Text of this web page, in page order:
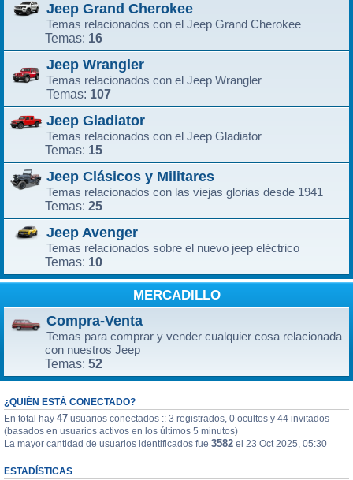
Jeep Grand Cherokee
Temas relacionados con el Jeep Grand Cherokee
Temas: 16
Jeep Wrangler
Temas relacionados con el Jeep Wrangler
Temas: 107
Jeep Gladiator
Temas relacionados con el Jeep Gladiator
Temas: 15
Jeep Clásicos y Militares
Temas relacionados con las viejas glorias desde 1941
Temas: 25
Jeep Avenger
Temas relacionados sobre el nuevo jeep eléctrico
Temas: 10
MERCADILLO
Compra-Venta
Temas para comprar y vender cualquier cosa relacionada
con nuestros Jeep
Temas: 52
¿QUIÉN ESTÁ CONECTADO?
En total hay 47 usuarios conectados :: 3 registrados, 0 ocultos y 44 invitados
(basados en usuarios activos en los últimos 5 minutos)
La mayor cantidad de usuarios identificados fue 3582 el 23 Oct 2025, 05:30
ESTADÍSTICAS